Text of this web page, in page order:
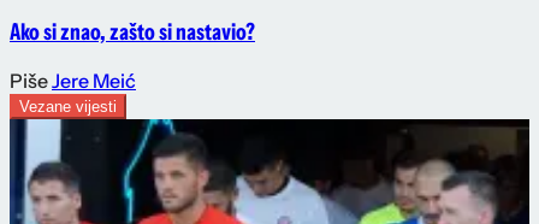
Ako si znao, zašto si nastavio?
PišeJere Meić
Vezane vijesti